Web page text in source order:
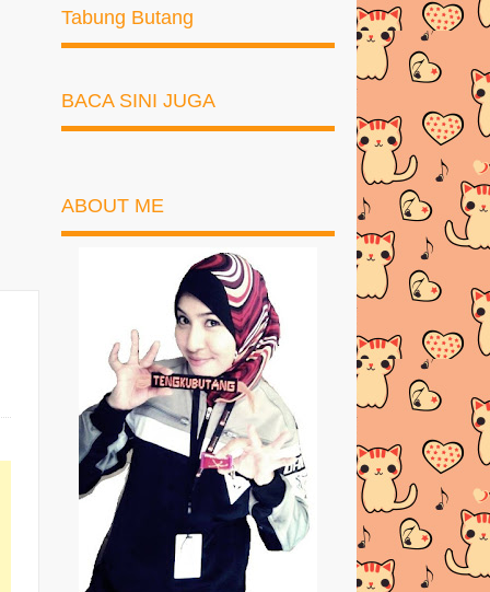
Tabung Butang
BACA SINI JUGA
ABOUT ME